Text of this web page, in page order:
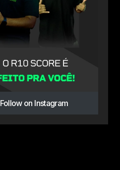
Follow on Instagram